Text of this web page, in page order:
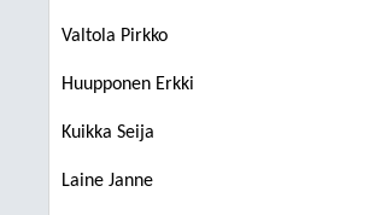
Valtola Pirkko
Huupponen Erkki
Kuikka Seija
Laine Janne